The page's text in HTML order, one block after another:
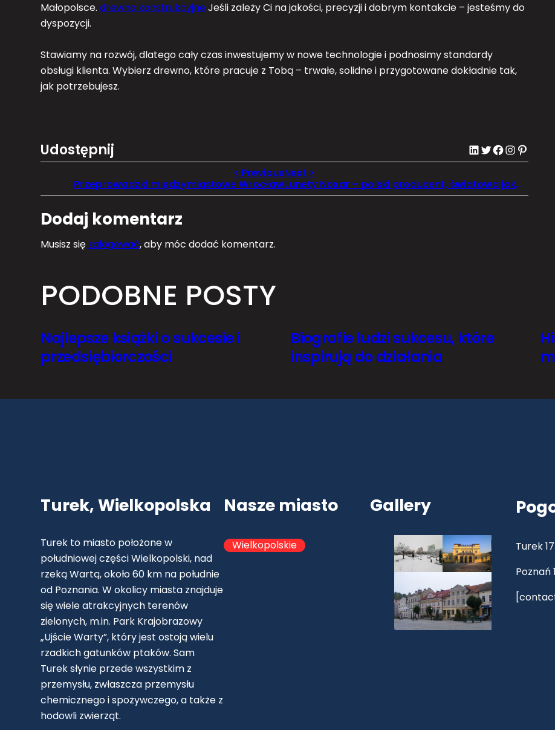
Małopolsce.drewno konstrukcyjneJeśli zależy Ci na jakości, precyzji i dobrym kontakcie – jesteśmy do
dyspozycji.
Stawiamy na rozwój, dlatego cały czas inwestujemy w nowe technologie i podnosimy standardy
obsługi klienta. Wybierz drewno, które pracuje z Tobą – trwałe, solidne i przygotowane dokładnie tak,
jak potrzebujesz.
Udostępnij LinkedIn Twitter Facebook Instagram Pinterest
Przeprowadzki międzymiastowe Wrocław Lunety Noxar – polski producent, światowa jakość
Dodaj komentarz
Musisz się zalogować, aby móc dodać komentarz.
PODOBNE POSTY
Najlepsze książki o sukcesie i
przedsiębiorczości
Biografie ludzi sukcesu, które
inspirują do działania
Turek, Wielkopolska
Turek to miasto położone w
południowej części Wielkopolski, nad
rzeką Wartą, około 60 km na południe
od Poznania. W okolicy miasta znajduje
się wiele atrakcyjnych terenów
zielonych, m.in. Park Krajobrazowy
„Ujście Warty”, który jest ostoją wielu
rzadkich gatunków ptaków. Sam
Turek słynie przede wszystkim z
przemysłu, zwłaszcza przemysłu
chemicznego i spożywczego, a także z
hodowli zwierząt.
Nasze miasto
Wielkopolskie
Gallery
Turek
Poznań